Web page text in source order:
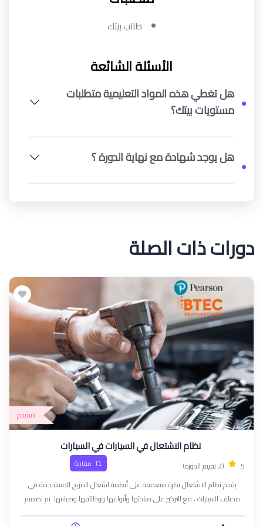
طالب بيتك
الأسئلة الشائعة
هل تغطي هذه المواد التعليمية متطلبات
مستويات بيتك؟
هل يوجد شهادة مع نهاية الدورة ؟
دورات ذات الصلة
متقدم
نظام الاشتعال في السيارات في السيارات
5 (2 تقييم الدورة) مقارنة
يقدم نظام الاشتعال نظرة متعمقة على أنظمة اشعال المزيج المستخدمة في
مختلف السيارات ، مع التركيز على مبادئها وأنواعها ووظائفها وصيانتها. تم تصميم
هذه الدورة لفنيي السيارات والمهندسين وأي شخص مهتم بالأنظمة الكهربائية.